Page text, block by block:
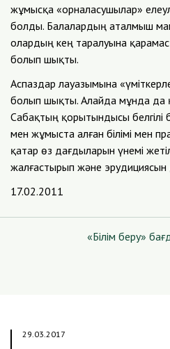
жұмысқа «орналасушылар»
болды. Балалардың аталмыш
олардың кең таралуына
болып шықты.
Аспаздар лауазымына
болып шықты. Алайда мұнда да
Сабақтың қорытындысы белгілі
мен жұмыста алған білімі мен
қатар өз дағдыларын үнемі
жалғастырып және
17.02.2011
«Білім беру»
29.03.2017